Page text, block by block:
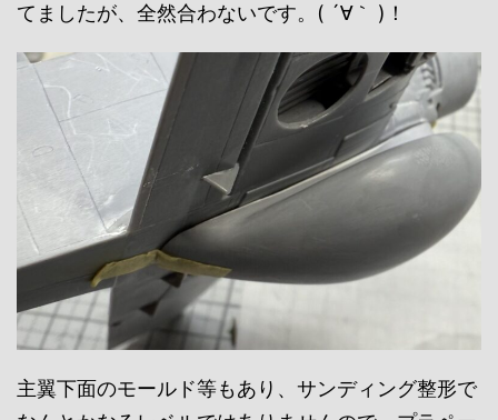
てましたが、全然合わないです。( ´∀｀ )！
主翼下面のモールド等もあり、サンディング整形で